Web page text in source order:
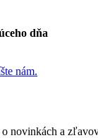
dňa
o novinkách a